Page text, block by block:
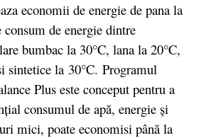
economii de energie de pana la
de energie dintre
bumbac la 30°C, lana la 20°C,
sintetice la 30°C. Programul
Plus este conceput pentru a
consumul de apă, energie și
mici, poate economisi până la